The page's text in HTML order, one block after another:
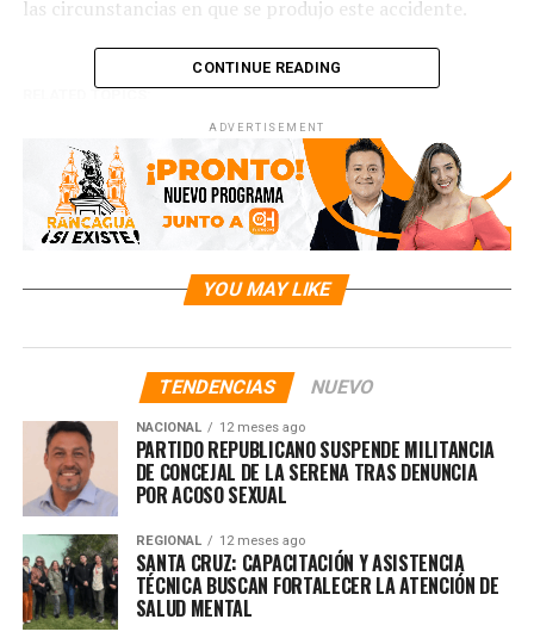
las circunstancias en que se produjo este accidente.
AUTORIDADES PROHÍBEN EL BAÑO EN SEIS PLAYAS POR
INVASIÓN DE FRAGATA PORTUGUESA
DON'T MISS
CON MÁS DE $64 MILLONES DEL ESTADO:
PARLAMENTARIOS DENUNCIARÁN EN CONTRALORÍA LA
EXHIBICIÓN DE CINE PORNOGRÁFICO EN VALPARAÍSO
CONTINUE READING
ADVERTISEMENT
YOU MAY LIKE
TENDENCIAS NUEVO
NACIONAL 12 meses ago
PARTIDO REPUBLICANO SUSPENDE MILITANCIA
DE CONCEJAL DE LA SERENA TRAS DENUNCIA
POR ACOSO SEXUAL
REGIONAL 12 meses ago
SANTA CRUZ: CAPACITACIÓN Y ASISTENCIA
TÉCNICA BUSCAN FORTALECER LA ATENCIÓN DE
SALUD MENTAL